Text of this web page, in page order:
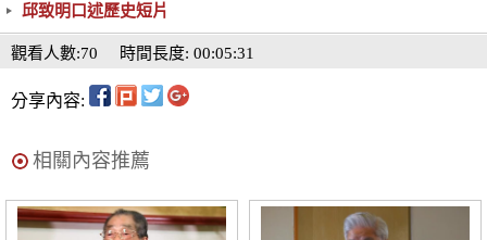
邱致明口述歷史短片
時間長度: 00:05:31
觀看人數:70
分享內容:
相關內容推薦